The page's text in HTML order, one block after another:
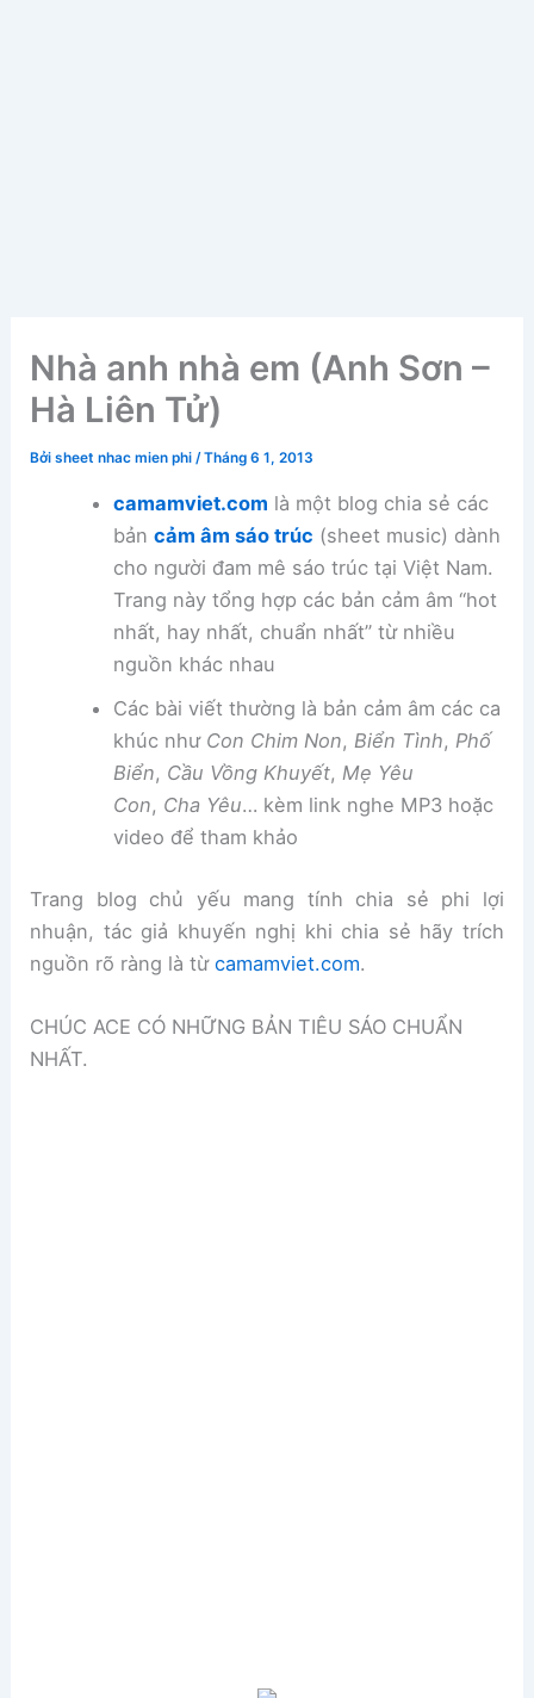
Nhà anh nhà em (Anh Sơn –
Hà Liên Tử)
Bởisheet nhac mien phi/Tháng 6 1, 2013
camamviet.com là một blog chia sẻ các
bản cảm âm sáo trúc (sheet music) dành
cho người đam mê sáo trúc tại Việt Nam.
Trang này tổng hợp các bản cảm âm “hot
nhất, hay nhất, chuẩn nhất” từ nhiều
nguồn khác nhau
Các bài viết thường là bản cảm âm các ca
khúc như Con Chim Non, Biển Tình, Phố
Biển, Cầu Vồng Khuyết, Mẹ Yêu
Con, Cha Yêu… kèm link nghe MP3 hoặc
video để tham khảo
Trang blog chủ yếu mang tính chia sẻ phi lợi
nhuận, tác giả khuyến nghị khi chia sẻ hãy trích
nguồn rõ ràng là từcamamviet.com.
CHÚC ACE CÓ NHỮNG BẢN TIÊU SÁO CHUẨN
NHẤT.